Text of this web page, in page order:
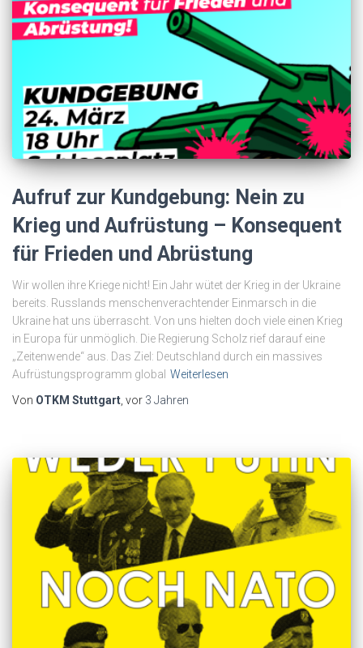
Aufruf zur Kundgebung: Nein zu
Krieg und Aufrüstung – Konsequent
für Frieden und Abrüstung
Wir wollen ihre Kriege nicht! Ein Jahr wütet der Krieg in der Ukraine
bereits. Russlands menschenverachtender Einmarsch in die
Ukraine hat uns überrascht. Von uns hielten doch viele einen Krieg
in Europa für unmöglich. Die Regierung Scholz rief darauf eine
„Zeitenwende“ aus. Das Ziel: Deutschland durch ein massives
Aufrüstungsprogramm global Weiterlesen
Von OTKM Stuttgart , vor 3 Jahren